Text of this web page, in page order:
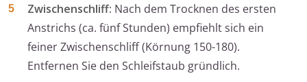
Zwischenschliff: Nach dem Trocknen des ersten
Anstrichs (ca. fünf Stunden) empfiehlt sich ein
feiner Zwischenschliff (Körnung 150-180).
Entfernen Sie den Schleifstaub gründlich.